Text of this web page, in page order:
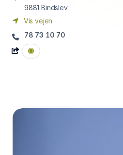
9881 Bindslev
Vis vejen
78 73 10 70